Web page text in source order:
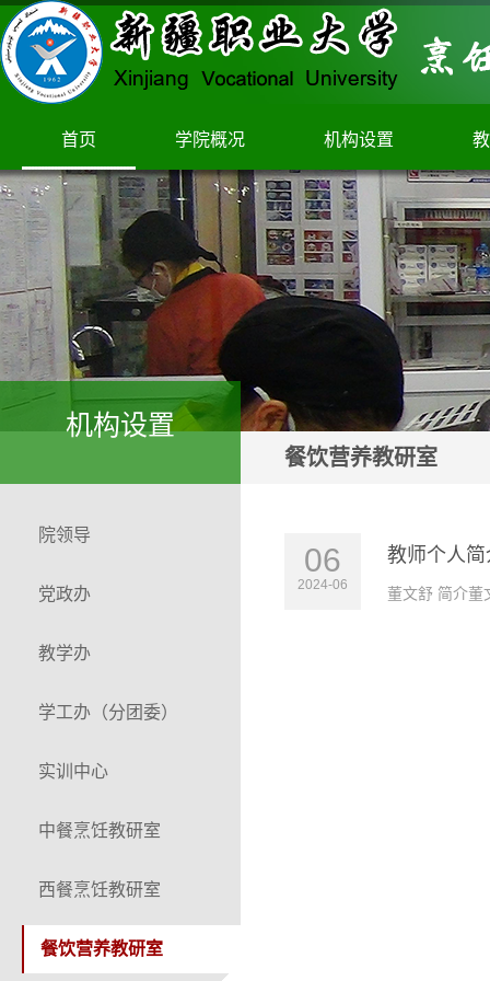
首页 学院概况 机构设置
机构设置
餐饮营养教研室
院领导
党政办
教学办
学工办（分团委）
实训中心
中餐烹饪教研室
西餐烹饪教研室
餐饮营养教研室
06
2024-06
教师个人简
董文舒 简介